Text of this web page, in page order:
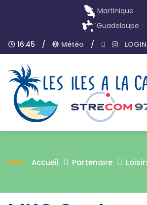
Martinique
Guadeloupe
16:45
/ Météo / LOGIN
Accueil Partenaire